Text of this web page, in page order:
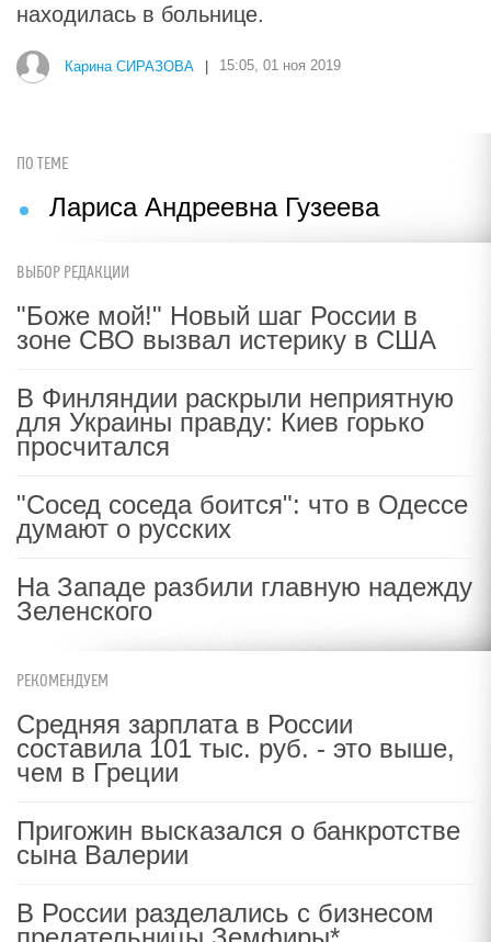
находилась в больнице.
Карина СИРАЗОВА 15:05, 01 ноя 2019
ПО ТЕМЕ
Лариса Андреевна Гузеева
ВЫБОР РЕДАКЦИИ
"Боже мой!" Новый шаг России в
зоне СВО вызвал истерику в США
В Финляндии раскрыли неприятную
для Украины правду: Киев горько
просчитался
"Сосед соседа боится": что в Одессе
думают о русских
На Западе разбили главную надежду
Зеленского
РЕКОМЕНДУЕМ
Средняя зарплата в России
составила 101 тыс. руб. - это выше,
чем в Греции
Пригожин высказался о банкротстве
сына Валерии
В России разделались с бизнесом